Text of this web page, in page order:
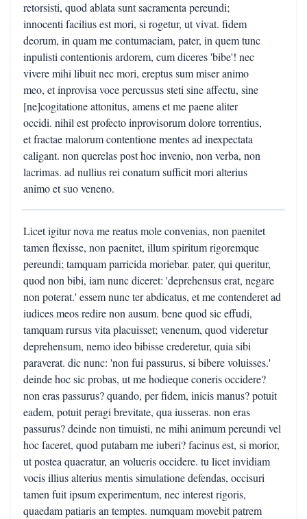
retorsisti, quod ablata sunt sacramenta pereundi;
innocenti facilius est mori, si rogetur, ut vivat. fidem
deorum, in quam me contumaciam, pater, in quem tunc
inpulisti contentionis ardorem, cum diceres 'bibe'! nec
vivere mihi libuit nec mori, ereptus sum miser animo
meo, et inprovisa voce percussus steti sine affectu, sine
[ne]cogitatione attonitus, amens et me paene aliter
occidi. nihil est profecto inprovisorum dolore torrentius,
et fractae malorum contentione mentes ad inexpectata
caligant. non querelas post hoc invenio, non verba, non
lacrimas. ad nullius rei conatum sufficit mori alterius
animo et suo veneno.
Licet igitur nova me reatus mole convenias, non paenitet
tamen flexisse, non paenitet, illum spiritum rigoremque
pereundi; tamquam parricida moriebar. pater, qui queritur,
quod non bibi, iam nunc diceret: 'deprehensus erat, negare
non poterat.' essem nunc ter abdicatus, et me contenderet ad
iudices meos redire non ausum. bene quod sic effudi,
tamquam rursus vita placuisset; venenum, quod videretur
deprehensum, nemo ideo bibisse crederetur, quia sibi
paraverat. dic nunc: 'non fui passurus, si bibere voluisses.'
deinde hoc sic probas, ut me hodieque coneris occidere?
non eras passurus? quando, per fidem, inicis manus? potuit
eadem, potuit peragi brevitate, qua iusseras. non eras
passurus? deinde non timuisti, ne mihi animum pereundi vel
hoc faceret, quod putabam me iuberi? facinus est, si morior,
ut postea quaeratur, an volueris occidere. tu licet invidiam
vocis illius alterius mentis simulatione defendas, occisuri
tamen fuit ipsum experimentum, nec interest rigoris,
quaedam patiaris an temptes. numquam movebit patrem